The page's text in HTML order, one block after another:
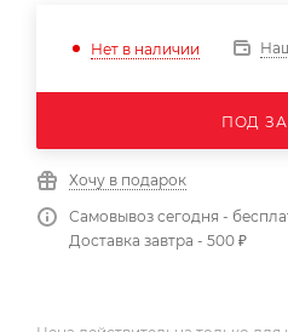
Нет в наличии
ПОД
Хочу в подарок
Самовывоз сегодня -
Доставка завтра - 500 ₽